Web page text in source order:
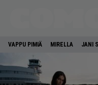
VAPPU PIMIÄ MIRELLA JANI